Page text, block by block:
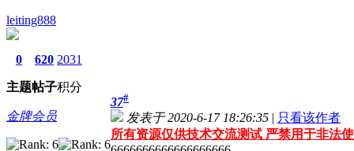
leiting888
0
主题
620
帖子
2031
积分
金牌会员
37#
发表于 2020-6-17 18:26:35 | 只看该作者
所有资源仅供技术交流测试 严禁用于非法